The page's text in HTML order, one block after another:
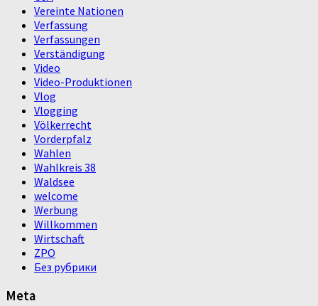
Vereinte Nationen
Verfassung
Verfassungen
Verständigung
Video
Video-Produktionen
Vlog
Vlogging
Völkerrecht
Vorderpfalz
Wahlen
Wahlkreis 38
Waldsee
welcome
Werbung
Willkommen
Wirtschaft
ZPO
Без рубрики
Meta